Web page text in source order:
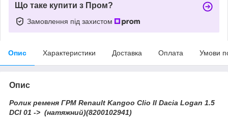
Що таке купити з Пром?
Замовлення під захистом
Опис Характеристики Доставка Оплата Умови
Опис
Ролик ременя ГРМ Renault Kangoo Clio II Dacia Logan 1.5
DCI 01 -> (натяжний)(8200102941)